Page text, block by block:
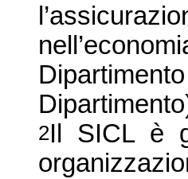
l’
nell’
Diparti
2Il SICL è